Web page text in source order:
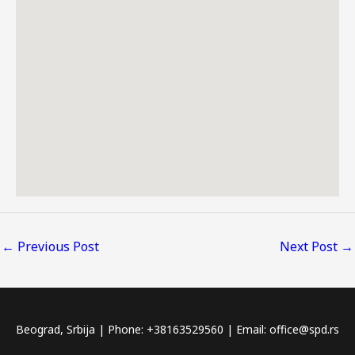
← Previous Post Next Post →
Beograd, Srbija | Phone: +38163529560 | Email: office@spd.rs